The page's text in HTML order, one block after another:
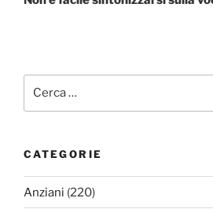
Cerca:
CATEGORIE
Anziani (220)